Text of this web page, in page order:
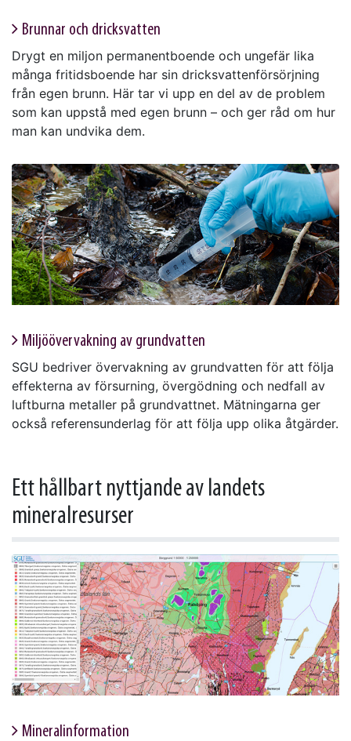
Brunnar och dricksvatten
Drygt en miljon permanentboende och ungefär lika
många fritidsboende har sin dricksvattenförsörjning
från egen brunn. Här tar vi upp en del av de problem
som kan uppstå med egen brunn – och ger råd om hur
man kan undvika dem.
Miljö­övervakning av grund­vatten
SGU bedriver övervakning av grundvatten för att följa
effekterna av försurning, övergödning och nedfall av
luftburna metaller på grundvattnet. Mätningarna ger
också referensunderlag för att följa upp olika åtgärder.
Ett hållbart nyttjande av landets
mineralresurser
Mineralinformation